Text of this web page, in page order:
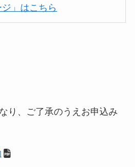
ジ」はこちら
り、ご了承のうえお申込み